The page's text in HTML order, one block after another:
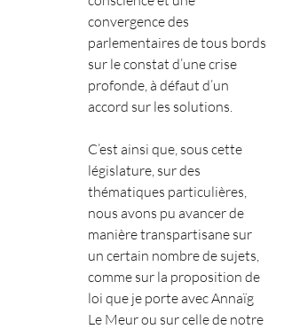
convergence des
parlementaires de tous bords
sur le constat d’une crise
profonde, à défaut d’un
accord sur les solutions.
C’est ainsi que, sous cette
législature, sur des
thématiques particulières,
nous avons pu avancer de
manière transpartisane sur
un certain nombre de sujets,
comme sur la proposition de
loi que je porte avec Annaïg
Le Meur ou sur celle de notre